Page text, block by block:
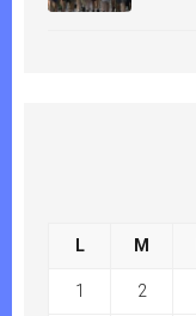
L M
1 2